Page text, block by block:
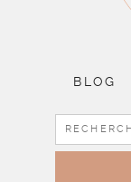
BLOG